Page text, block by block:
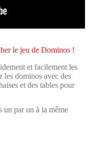
le jeu de Dominos !
et facilement les
les dominos avec des
et des tables pour
un par un à la même